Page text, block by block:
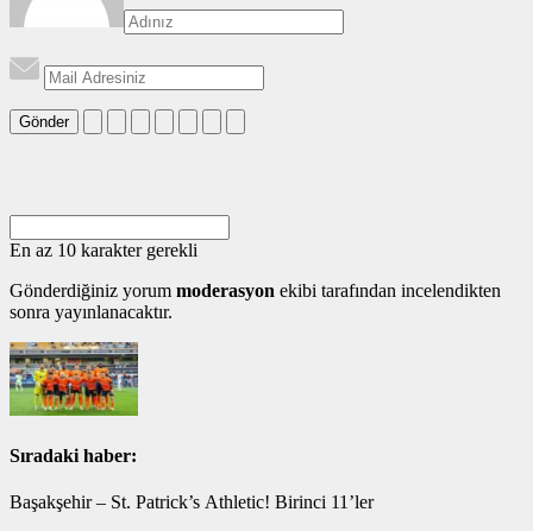
Gönder
En az 10 karakter gerekli
Gönderdiğiniz yorum moderasyon ekibi tarafından incelendikten
sonra yayınlanacaktır.
Sıradaki haber:
Başakşehir – St. Patrick’s Athletic! Birinci 11’ler